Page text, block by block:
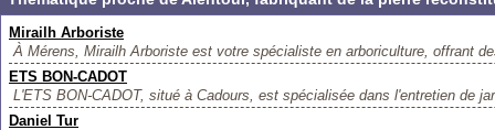
Mirailh Arboriste
À Mérens, Mirailh Arboriste est votre spécialiste en arboriculture, offrant
ETS BON-CADOT
L'ETS BON-CADOT, situé à Cadours, est spécialisée dans l'entretien de
Daniel Tur